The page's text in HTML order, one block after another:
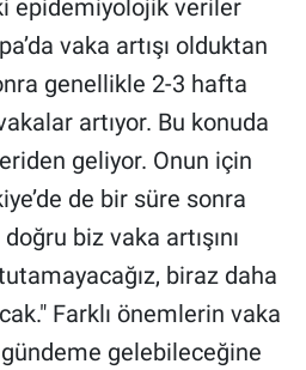
epidemiyolojik veriler
vaka artışı olduktan
genellikle 2-3 hafta
artıyor. Bu konuda
geliyor. Onun için
de bir süre sonra
biz vaka artışını
biraz daha
Farklı önemlerin vaka
gelebileceğine